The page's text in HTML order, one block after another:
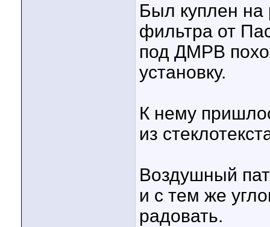
Был куплен на
фильтра от
под ДМРВ
установку.
К нему
из
Воздушный
и с тем же
радовать.